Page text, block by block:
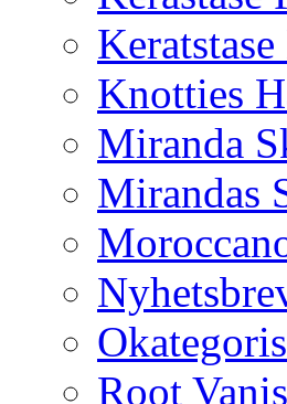
Knotties
Miranda
Mirandas
Root